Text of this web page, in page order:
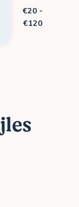
€20 -
€120